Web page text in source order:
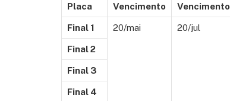
Placa Vencimento Vencimento
Final 1 20/mai 20/jul
Final 2
Final 3
Final 4